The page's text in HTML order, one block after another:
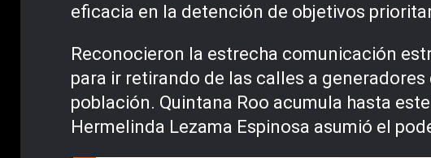
eficacia en la detención de objetivos
Reconocieron la estrecha comunicación
para ir retirando de las calles a
población. Quintana Roo acumula hasta
Hermelinda Lezama Espinosa asumió el